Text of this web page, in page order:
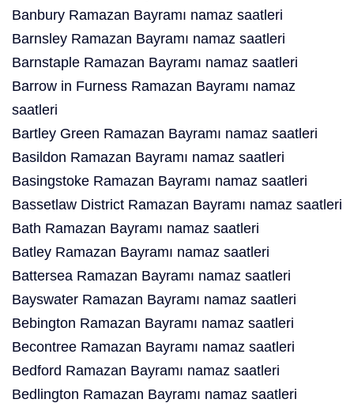
Banbury Ramazan Bayramı namaz saatleri
Barnsley Ramazan Bayramı namaz saatleri
Barnstaple Ramazan Bayramı namaz saatleri
Barrow in Furness Ramazan Bayramı namaz
saatleri
Bartley Green Ramazan Bayramı namaz saatleri
Basildon Ramazan Bayramı namaz saatleri
Basingstoke Ramazan Bayramı namaz saatleri
Bassetlaw District Ramazan Bayramı namaz saatleri
Bath Ramazan Bayramı namaz saatleri
Batley Ramazan Bayramı namaz saatleri
Battersea Ramazan Bayramı namaz saatleri
Bayswater Ramazan Bayramı namaz saatleri
Bebington Ramazan Bayramı namaz saatleri
Becontree Ramazan Bayramı namaz saatleri
Bedford Ramazan Bayramı namaz saatleri
Bedlington Ramazan Bayramı namaz saatleri